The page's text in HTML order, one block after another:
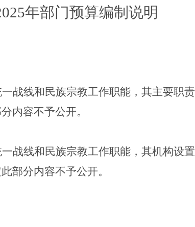
年部门预算编制说明
战线和民族宗教工作职能，其主要职责
内容不予公开。
战线和民族宗教工作职能，其机构设置
部分内容不予公开。